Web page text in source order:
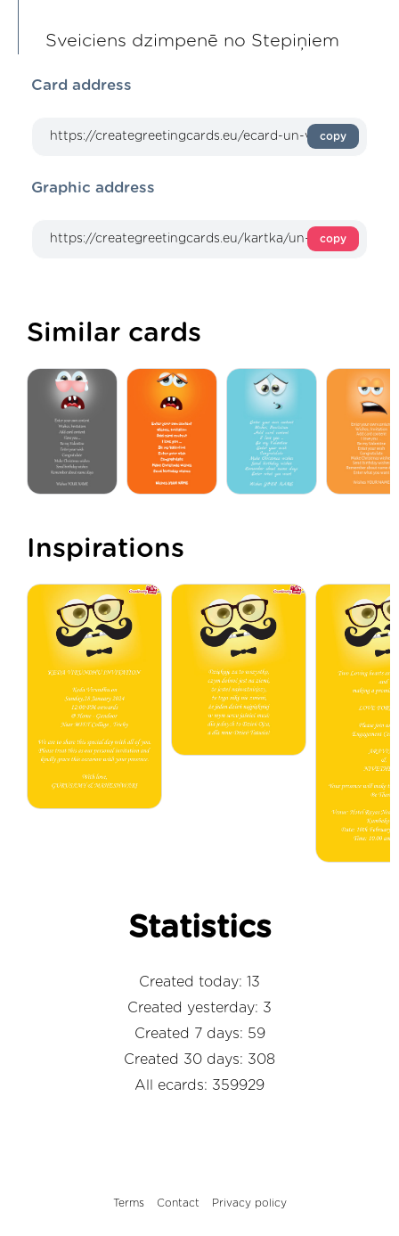
Sveiciens dzimpenē no Stepiņiem
Card address
copy
Graphic address
copy
Similar cards
Inspirations
Statistics
Created today: 13
Created yesterday: 3
Created 7 days: 59
Created 30 days: 308
All ecards: 359929
Terms Contact Privacy policy